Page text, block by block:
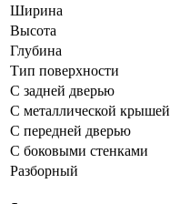
Ширина
Высота
Глубина
Тип поверхности
С задней дверью
С металлической крышей
С передней дверью
С боковыми стенками
Разборный